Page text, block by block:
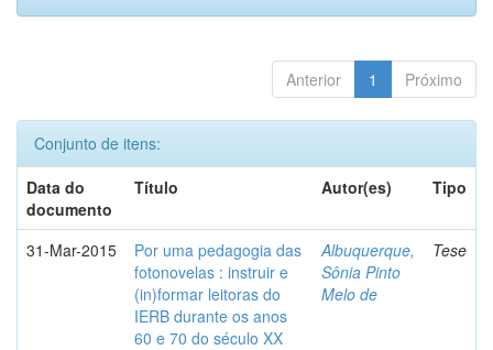
Anterior 1 Próximo
Conjunto de itens:
Data do
documento
Título Autor(es) Tipo
31-Mar-2015
Por uma pedagogia das
fotonovelas : instruir e
(in)formar leitoras do
IERB durante os anos
60 e 70 do século XX
Albuquerque,
Sônia Pinto
Melo de
Tese